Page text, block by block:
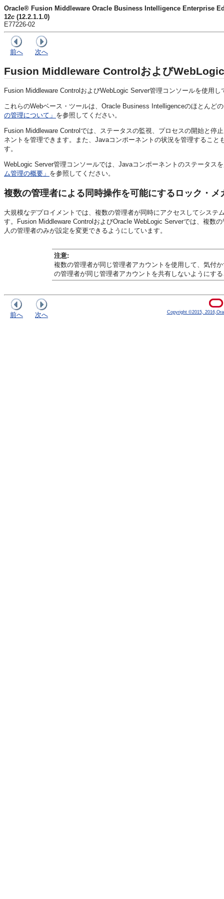
Oracle® Fusion Middleware Oracle Business Intelligence Enterprise
12c (12.2.1.1.0)
E77226-02
前へ 次へ
Fusion Middleware Controlおよび
Fusion Middleware ControlおよびWebLogic Server管理コンソールを使用し
これらのWebベース・ツールは、 Oracle Business Intelligenceのほとんど
の管理について」 を参照してください。
Fusion Middleware Controlでは、ステータスの監視、プロセスの開始と停
ネントを管理できます。また、Javaコンポーネントの状況を管理するこ
す。
WebLogic Server管理コンソールでは、Javaコンポーネントのステータス
ム管理の概要」 を参照してください。
複数の管理者による同時操作を可能にするロック・メ
大規模なデプロイメントでは、複数の管理者が同時にアクセスしてシス
す。
Fusion Middleware Control およびOracle WebLogic Serverでは、複数
人の管理者のみが設定を変更できるようにしています。
注意:
複数の管理者が同じ管理者アカウントを使用して、気付
の管理者が同じ管理者アカウントを共有しないようにす
前へ 次へ Copyright ©2015,